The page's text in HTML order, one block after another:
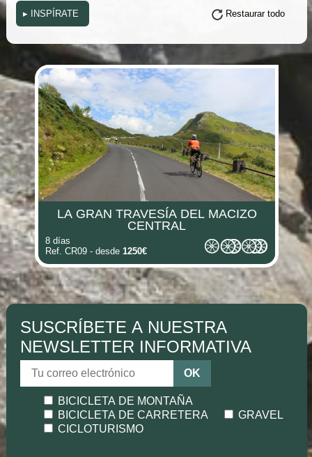
▸ INSPÍRATE Restaurar todo
(i) (i)
(i)
(i)
(i) (i)
(i)
LA GRAN TRAVESÍA DEL MACIZO
CENTRAL
8 días
Ref. CR09 - desde 1250€
SUSCRÍBETE A NUESTRA
NEWSLETTER INFORMATIVA
OK
BICICLETA DE MONTAÑA
BICICLETA DE CARRETERA
GRAVEL
CICLOTURISMO